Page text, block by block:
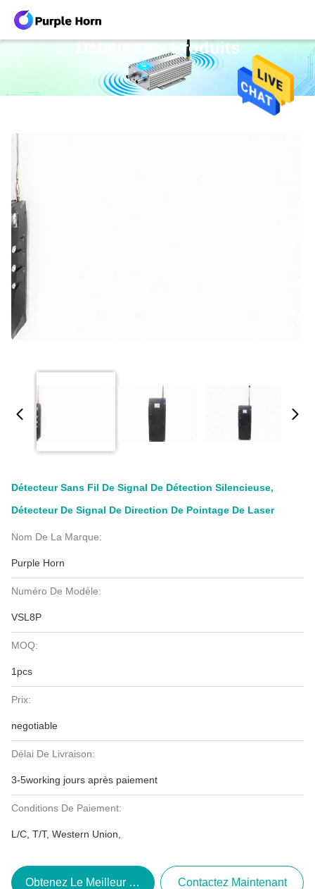
Détails Des Produits
Détecteur Sans Fil De Signal De Détection Silencieuse,
Détecteur De Signal De Direction De Pointage De Laser
Nom De La Marque:
Purple Horn
Numéro De Modèle:
VSL8P
MOQ:
1pcs
Prix:
negotiable
Délai De Livraison:
3-5working jours après paiement
Conditions De Paiement:
L/C, T/T, Western Union,
Obtenez Le Meilleur Prix Contactez Maintenant